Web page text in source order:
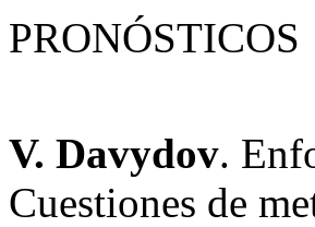
PRONÓSTICOS
V. Davydov.
Cuestiones de